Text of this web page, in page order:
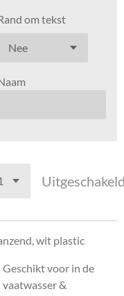
om tekst
wit plastic
Geschikt voor in de
vaatwasser &